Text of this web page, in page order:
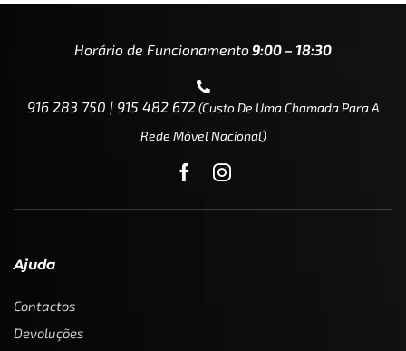
Horário de Funcionamento 9:00 – 18:30
916 283 750 | 915 482 672(custo De Uma Chamada Para A
Rede Móvel Nacional)
Ajuda
Contactos
Devoluções